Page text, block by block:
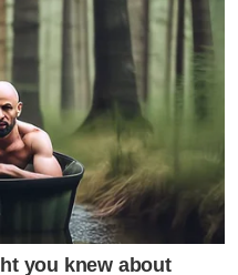
you knew about